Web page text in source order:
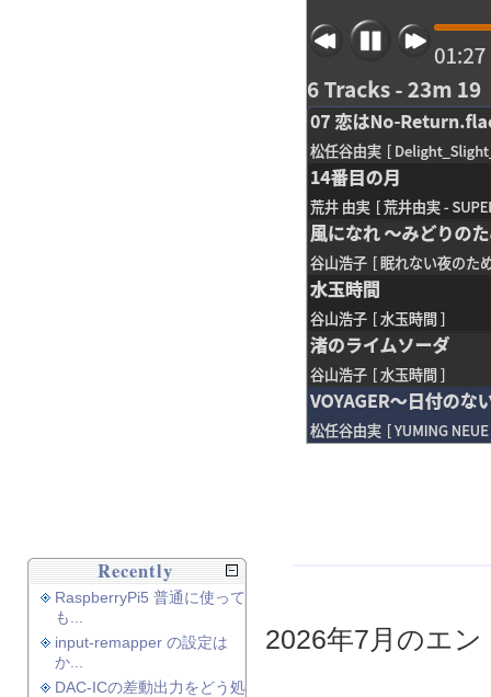
2026年7月のエ
Recently
RaspberryPi5 普通に使って
も...
input-remapper の設定は
か...
DAC-ICの差動出力をどう処